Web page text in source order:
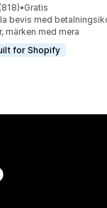
5 stjärnor
totalt
•Gratis
bevis med
märken med mera
for Shopify